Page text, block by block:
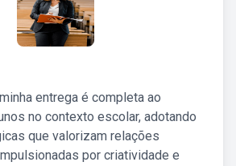
entrega é completa ao
no contexto escolar, adotando
que valorizam relações
por criatividade e